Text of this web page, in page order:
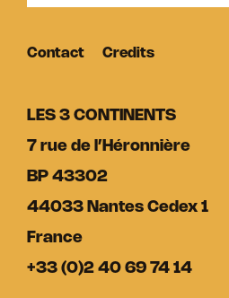
LES 3 CONTINENTS
7 rue de l’Héronnière
BP 43302
44033 Nantes Cedex 1
France
+33 (0)2 40 69 74 14
Contact Credits